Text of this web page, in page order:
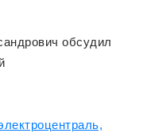
обсудил